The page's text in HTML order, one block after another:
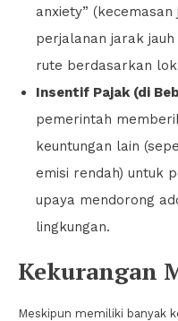
anxiety”
perjalanan jarak
rute berdasarkan
Insentif Pajak (di
pemerintah
keuntungan lain
emisi rendah) untuk
upaya mendorong
lingkungan.
Kekurangan
Meskipun memiliki banyak